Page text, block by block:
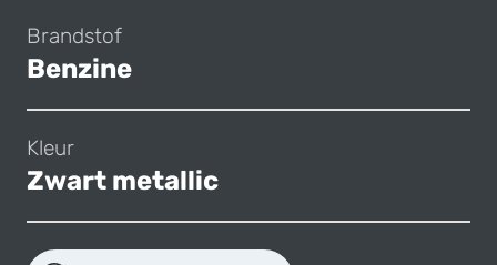
Brandstof
Benzine
Kleur
Zwart metallic